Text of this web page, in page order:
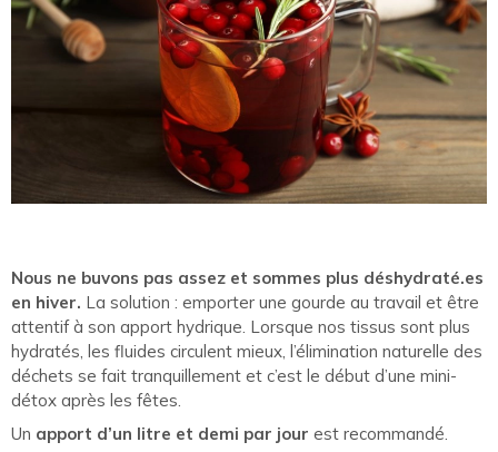
Nous ne buvons pas assez et sommes plus déshydraté.es
en hiver. La solution : emporter une gourde au travail et être
attentif à son apport hydrique. Lorsque nos tissus sont plus
hydratés, les fluides circulent mieux, l’élimination naturelle des
déchets se fait tranquillement et c’est le début d’une mini-
détox après les fêtes.
Un apport d’un litre et demi par jour est recommandé.